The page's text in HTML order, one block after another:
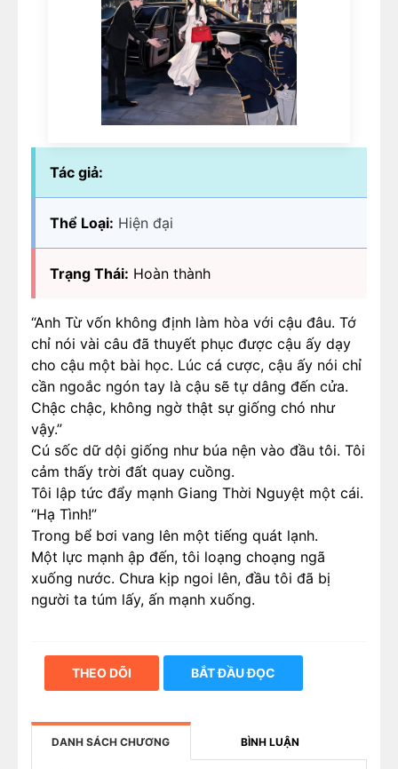
Tác giả:
Thể Loại: Hiện đại
Trạng Thái: Hoàn thành
“Anh Từ vốn không định làm hòa với cậu đâu. Tớ
chỉ nói vài câu đã thuyết phục được cậu ấy dạy
cho cậu một bài học. Lúc cá cược, cậu ấy nói chỉ
cần ngoắc ngón tay là cậu sẽ tự dâng đến cửa.
Chậc chậc, không ngờ thật sự giống chó như
vậy.”
Cú sốc dữ dội giống như búa nện vào đầu tôi. Tôi
cảm thấy trời đất quay cuồng.
Tôi lập tức đẩy mạnh Giang Thời Nguyệt một cái.
“Hạ Tình!”
Trong bể bơi vang lên một tiếng quát lạnh.
Một lực mạnh ập đến, tôi loạng choạng ngã
xuống nước. Chưa kịp ngoi lên, đầu tôi đã bị
người ta túm lấy, ấn mạnh xuống.
THEO DÕI BẮT ĐẦU ĐỌC
DANH SÁCH CHƯƠNG BÌNH LUẬN